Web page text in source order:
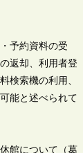
予約資料の受
返却、利用者登
検索機の利用、
能と述べられて
館について（葛